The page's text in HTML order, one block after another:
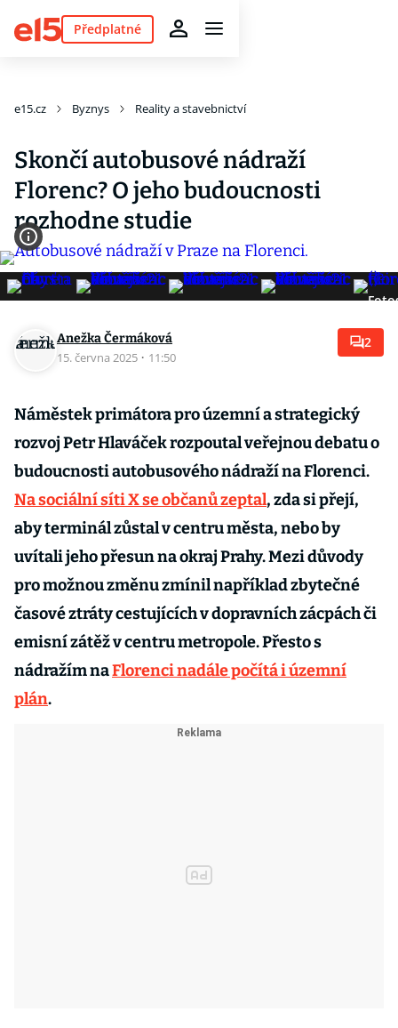
Předplatné
e15.cz Byznys Reality a stavebnictví
Skončí autobusové nádraží
Florenc? O jeho budoucnosti
rozhodne studie
Anežka Čermáková
15. června 2025 · 11:50
2
Náměstek primátora pro územní a strategický
rozvoj Petr Hlaváček rozpoutal veřejnou debatu o
budoucnosti autobusového nádraží na Florenci.
Na sociální síti X se občanů zeptal, zda si přejí,
aby terminál zůstal v centru města, nebo by
uvítali jeho přesun na okraj Prahy. Mezi důvody
pro možnou změnu zmínil například zbytečné
časové ztráty cestujících v dopravních zácpách či
emisní zátěž v centru metropole. Přesto s
nádražím naFlorenci nadále počítá i územní
plán.